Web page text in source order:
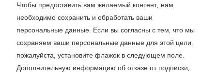
Чтобы предоставить вам желаемый контент, нам
необходимо сохранить и обработать ваши
персональные данные. Если вы согласны с тем, что мы
сохраняем ваши персональные данные для этой цели,
пожалуйста, установите флажок в следующем поле.
Дополнительную информацию об отказе от подписки,